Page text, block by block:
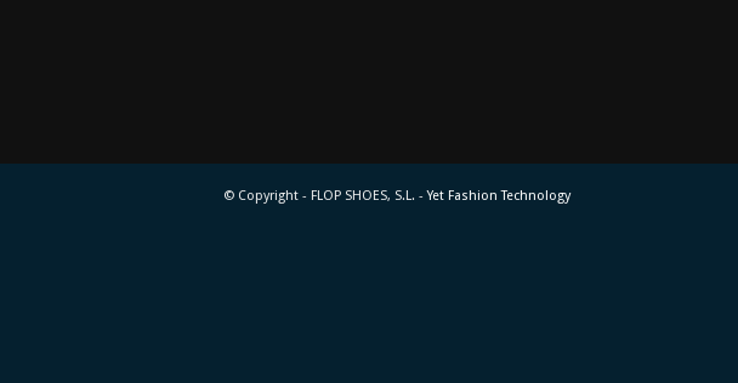
© Copyright - FLOP SHOES, S.L. -Yet Fashion Technology